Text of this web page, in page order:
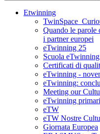
Etwinning
Quando le
i partner europei
eTwinning 25
Scuola eTwinning
Certificati di
eTwinning -
eTwinning:
Meeting our
eTwinning
eTW
eTW Nostre
Giornata Europea